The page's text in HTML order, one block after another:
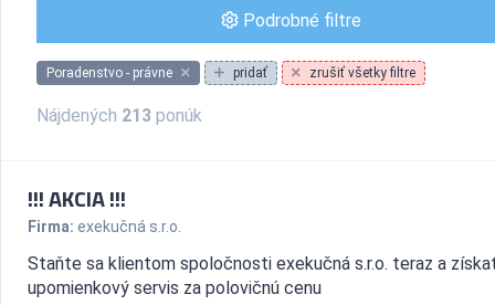
Podrobné filtre
Poradenstvo - právne pridať zrušiť všetky filtre
Nájdených 213 ponúk
!!! AKCIA !!!
Firma: exekučná s.r.o.
Staňte sa klientom spoločnosti exekučná s.r.o. teraz a
upomienkový servis za polovičnú cenu